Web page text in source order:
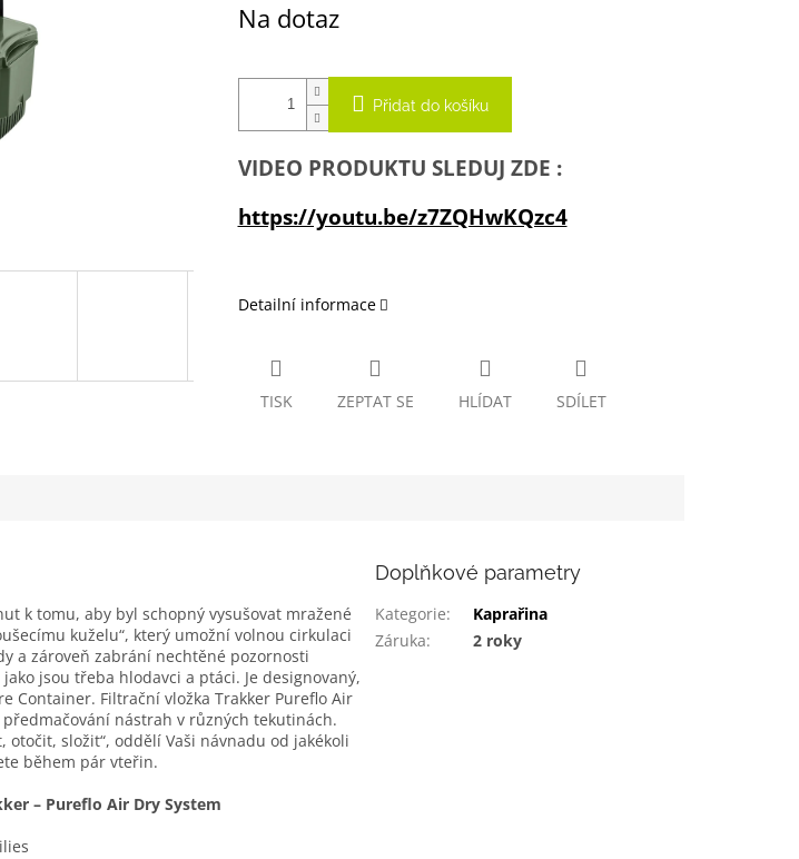
Na dotaz
Přidat do košíku
VIDEO PRODUKTU SLEDUJ ZDE :
https://youtu.be/z7ZQHwKQzc4
Detailní informace
TISK ZEPTAT SE HLÍDAT SDÍLET
k tomu, aby byl schopný vysušovat mražené
kuželu“, který umožní volnou cirkulaci
a zároveň zabrání nechtěné pozornosti
jsou třeba hlodavci a ptáci. Je designovaný,
Container. Filtrační vložka Trakker Pureflo Air
nástrah v různých tekutinách.
otočit, složit“, oddělí Vaši návnadu od jakékoli
během pár vteřin.
– Pureflo Air Dry System
Doplňkové parametry
Kategorie:
Kaprařina
Záruka: 2 roky